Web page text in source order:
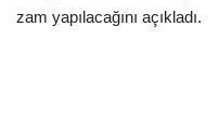
İngiltere
zam yapılacağını açıkladı.